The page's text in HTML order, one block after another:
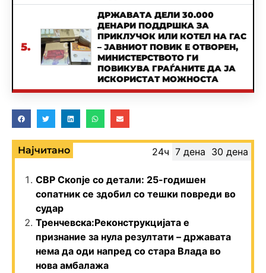
5.
ДРЖАВАТА ДЕЛИ 30.000
ДЕНАРИ ПОДДРШКА ЗА
ПРИКЛУЧОК ИЛИ КОТЕЛ НА ГАС
– ЈАВНИОТ ПОВИК Е ОТВОРЕН,
МИНИСТЕРСТВОТО ГИ
ПОВИКУВА ГРАЃАНИТЕ ДА ЈА
ИСКОРИСТАТ МОЖНОСТА
Најчитано 24ч 7 дена 30 дена
СВР Скопје со детали: 25-годишен
сопатник се здобил со тешки повреди во
судар
Тренчевска:Реконструкцијата е
признание за нула резултати – државата
нема да оди напред со стара Влада во
нова амбалажа